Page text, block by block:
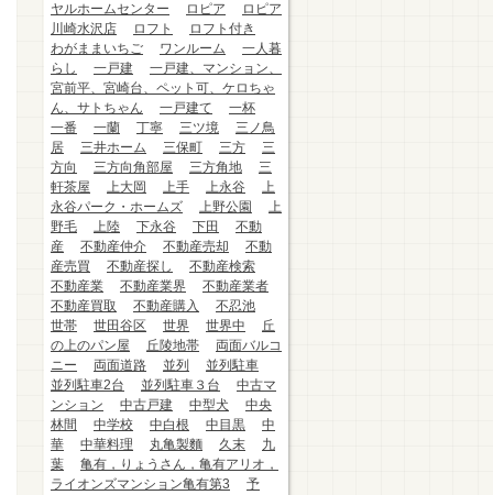
ヤルホームセンター
ロピア
ロピア
川崎水沢店
ロフト
ロフト付き
わがままいちご
ワンルーム
一人暮
らし
一戸建
一戸建、マンション、
宮前平、宮崎台、ペット可、ケロちゃ
ん、サトちゃん
一戸建て
一杯
一番
一蘭 丁寧 三ツ境
三ノ鳥
居
三井ホーム 三保町 三方
三
方向
三方向角部屋 三方角地
三
軒茶屋
上大岡 上手 上永谷
上
永谷パーク・ホームズ
上野公園
上
野毛
上陸 下永谷 下田
不動
産
不動産仲介 不動産売却
不動
産売買
不動産探し
不動産検索
不動産業
不動産業界
不動産業者
不動産買取
不動産購入
不忍池
世帯
世田谷区 世界 世界中
丘
の上のパン屋
丘陵地帯
両面バルコ
ニー
両面道路 並列
並列駐車
並列駐車2台
並列駐車３台
中古マ
ンション
中古戸建 中型犬
中央
林間
中学校 中白根 中目黒
中
華
中華料理 丸亀製麵 久末
九
葉
亀有，りょうさん，亀有アリオ，
ライオンズマンション亀有第3
予